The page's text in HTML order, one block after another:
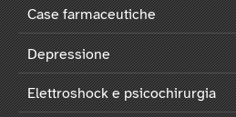
Case farmaceutiche
Depressione
Elettroshock e psicochirurgia